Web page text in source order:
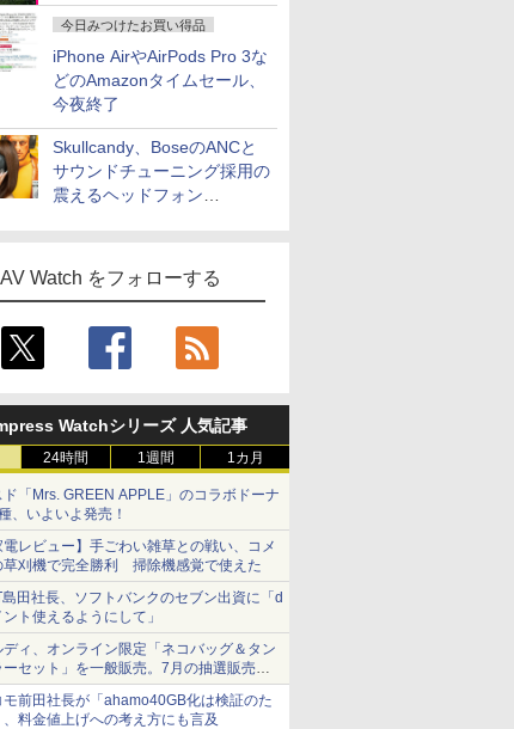
今日みつけたお買い得品
iPhone AirやAirPods Pro 3な
どのAmazonタイムセール、
今夜終了
Skullcandy、BoseのANCと
サウンドチューニング採用の
震えるヘッドフォン
AV Watch をフォローする
Watchシリーズ 人気記事
24時間 1週間 1カ月
ド「Mrs. GREEN APPLE」のコラボドーナ
、いよいよ発売！
電レビュー】手ごわい雑草との戦い、コメ
草刈機で完全勝利 掃除機感覚で使えた
島田社長、ソフトバンクのセブン出資に「d
ト使えるようにして」
ディ、オンライン限定「ネコバッグ＆タン
ーセット」を一般販売。7月の抽選販売の
無効分
モ前田社長が「ahamo40GB化は検証のた
、料金値上げへの考え方にも言及